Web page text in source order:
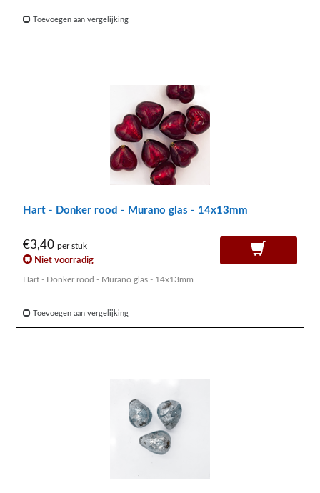
Toevoegen aan vergelijking
Hart - Donker rood - Murano glas - 14x13mm
€3,40 per stuk
Niet voorradig
Hart - Donker rood - Murano glas - 14x13mm
Toevoegen aan vergelijking